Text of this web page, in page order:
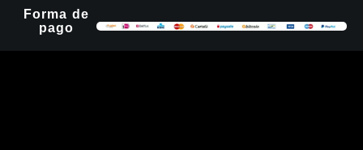
Forma de
pago